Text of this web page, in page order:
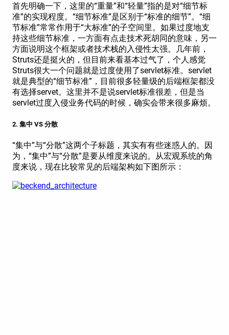
首先明确一下，这里的“重量”和“轻量”指的是对“细节标
准”的实现程度。“细节标准”是区别于“标准的细节”。“细
节标准”常常作用于“大标准”的子空间里。如果过度地支
持这些细节标准，一方面有点走技术死胡同的意味，另一
方面说明这个框架或者技术栈的入侵性太强。几年前，
Struts还是挺火的，但目前来看基本过气了，个人感觉
Struts很大一个问题就是过度使用了servlet标准。servlet
就是典型的“细节标准”，目前很多轻量级的后端框架都没
有选择servet。这里并不是说servlet标准很差，但是当
servlet过度入侵业务代码的时候，确实会带来很多麻烦。
2. 集中 VS 分散
“集中”与“分散”这两个子标题，其实有有些迷惑人的。因
为，“集中”与“分散”是要从维度来说的。从宏观系统的角
度来说，现在比较常见的后端架构如下图所示：